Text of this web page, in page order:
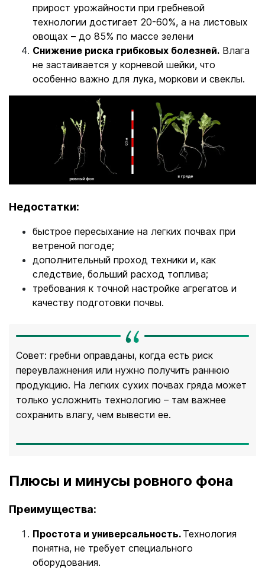
прирост урожайности при гребневой
технологии достигает 20-60%, а на листовых
овощах – до 85% по массе зелени
Снижение риска грибковых болезней. Влага
не застаивается у корневой шейки, что
особенно важно для лука, моркови и свеклы.
Недостатки:
быстрое пересыхание на легких почвах при
ветреной погоде;
дополнительный проход техники и, как
следствие, больший расход топлива;
требования к точной настройке агрегатов и
качеству подготовки почвы.
Совет: гребни оправданы, когда есть риск
переувлажнения или нужно получить раннюю
продукцию. На легких сухих почвах гряда может
только усложнить технологию – там важнее
сохранить влагу, чем вывести ее.
Плюсы и минусы ровного фона
Преимущества:
Простота и универсальность. Технология
понятна, не требует специального
оборудования.